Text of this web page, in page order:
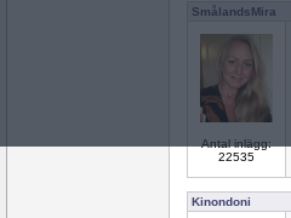
SmålandsMira
Antal inlägg:
22535
Kinondoni